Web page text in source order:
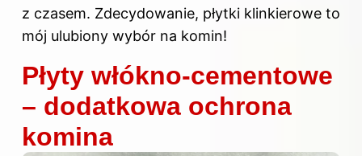
z czasem. Zdecydowanie, płytki klinkierowe to
mój ulubiony wybór na komin!
Płyty włókno-cementowe
– dodatkowa ochrona
komina